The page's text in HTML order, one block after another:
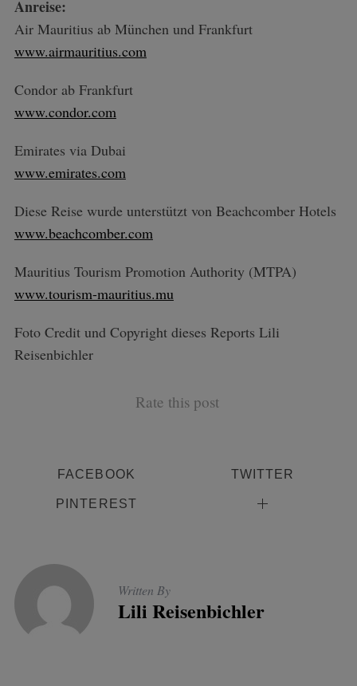
Anreise:
Air Mauritius ab München und Frankfurt
www.airmauritius.com
Condor ab Frankfurt
www.condor.com
Emirates via Dubai
www.emirates.com
Diese Reise wurde unterstützt von Beachcomber Hotels
www.beachcomber.com
Mauritius Tourism Promotion Authority (MTPA)
www.tourism-mauritius.mu
Foto Credit und Copyright dieses Reports Lili
Reisenbichler
Rate this post
FACEBOOK TWITTER
PINTEREST
Written By
Lili Reisenbichler